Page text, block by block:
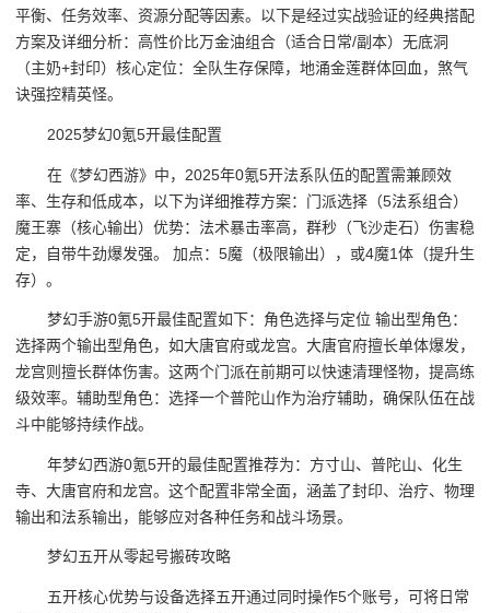
平衡、任务效率、资源分配等因素。以下是经过实战验证的经典搭配
方案及详细分析：高性价比万金油组合（适合日常/副本）无底洞
（主奶+封印）核心定位：全队生存保障，地涌金莲群体回血，煞气
诀强控精英怪。
2025梦幻0氪5开最佳配置
在《梦幻西游》中，2025年0氪5开法系队伍的配置需兼顾效
率、生存和低成本，以下为详细推荐方案：门派选择（5法系组合）
魔王寨（核心输出）优势：法术暴击率高，群秒（飞沙走石）伤害稳
定，自带牛劲爆发强。 加点：5魔（极限输出），或4魔1体（提升生
存）。
梦幻手游0氪5开最佳配置如下：角色选择与定位 输出型角色：
选择两个输出型角色，如大唐官府或龙宫。大唐官府擅长单体爆发，
龙宫则擅长群体伤害。这两个门派在前期可以快速清理怪物，提高练
级效率。辅助型角色：选择一个普陀山作为治疗辅助，确保队伍在战
斗中能够持续作战。
年梦幻西游0氪5开的最佳配置推荐为：方寸山、普陀山、化生
寺、大唐官府和龙宫。这个配置非常全面，涵盖了封印、治疗、物理
输出和法系输出，能够应对各种任务和战斗场景。
梦幻五开从零起号搬砖攻略
五开核心优势与设备选择五开通过同时操作5个账号，可将日常